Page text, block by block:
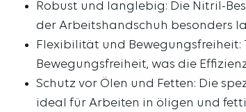
Robust und langlebig: Die Nitril-
der Arbeitshandschuh besonders
Flexibilität und
Bewegungsfreiheit, was die
Schutz vor Ölen und Fetten: Die
ideal für Arbeiten in öligen und